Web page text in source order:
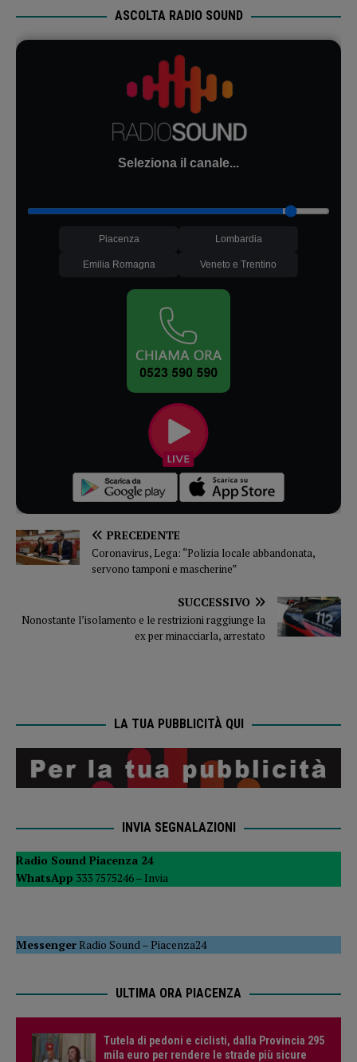
ASCOLTA RADIO SOUND
Seleziona il canale...
Piacenza Lombardia
Emilia Romagna Veneto e Trentino
PRECEDENTE
Coronavirus, Lega: “Polizia locale abbandonata,
servono tamponi e mascherine”
SUCCESSIVO
Nonostante l’isolamento e le restrizioni raggiunge la
ex per minacciarla, arrestato
LA TUA PUBBLICITÀ QUI
INVIA SEGNALAZIONI
Radio Sound Piacenza 24
WhatsApp 333 7575246 – Invia
MessengerRadio Sound–Piacenza24
ULTIMA ORA PIACENZA
Tutela di pedoni e ciclisti, dalla Provincia 295
mila euro per rendere le strade più sicure